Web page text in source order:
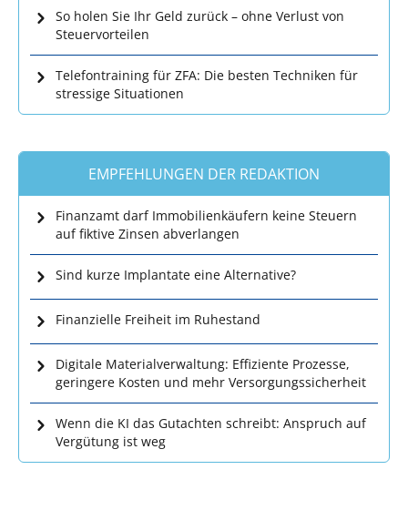
So holen Sie Ihr Geld zurück – ohne Verlust von
Steuervorteilen
Telefontraining für ZFA: Die besten Techniken für
stressige Situationen
EMPFEHLUNGEN DER REDAKTION
Finanzamt darf Immobilienkäufern keine Steuern
auf fiktive Zinsen abverlangen
Sind kurze Implantate eine Alternative?
Finanzielle Freiheit im Ruhestand
Digitale Materialverwaltung: Effiziente Prozesse,
geringere Kosten und mehr Versorgungssicherheit
Wenn die KI das Gutachten schreibt: Anspruch auf
Vergütung ist weg